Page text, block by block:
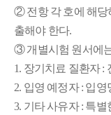
② 전항 각 호에 해당
출해야 한다.
③ 개별시험 원서에
1. 장기치료 질환자 :
2. 입영 예정자 : 입
3. 기타 사유자 : 특